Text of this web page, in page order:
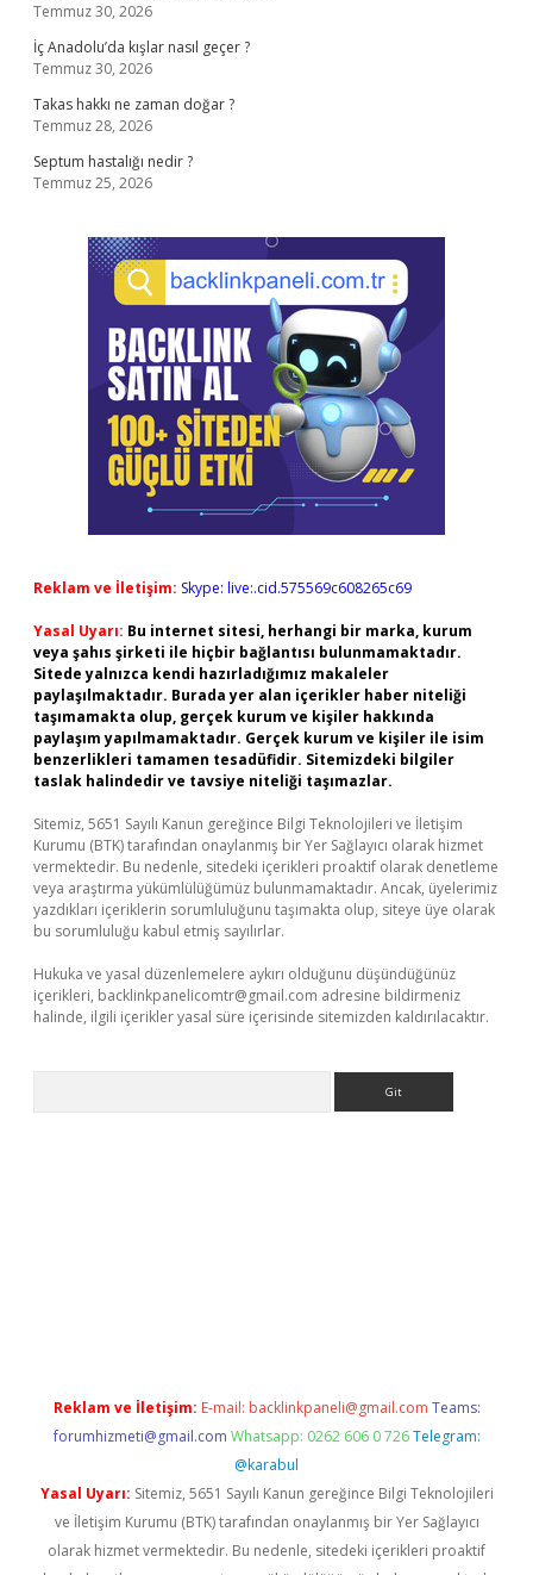
Temmuz 30, 2026
İç Anadolu’da kışlar nasıl geçer ?
Temmuz 30, 2026
Takas hakkı ne zaman doğar ?
Temmuz 28, 2026
Septum hastalığı nedir ?
Temmuz 25, 2026
Reklam ve İletişim: Skype: live:.cid.575569c608265c69
Yasal Uyarı: Bu internet sitesi, herhangi bir marka, kurum
veya şahıs şirketi ile hiçbir bağlantısı bulunmamaktadır.
Sitede yalnızca kendi hazırladığımız makaleler
paylaşılmaktadır. Burada yer alan içerikler haber niteliği
taşımamakta olup, gerçek kurum ve kişiler hakkında
paylaşım yapılmamaktadır. Gerçek kurum ve kişiler ile isim
benzerlikleri tamamen tesadüfidir. Sitemizdeki bilgiler
taslak halindedir ve tavsiye niteliği taşımazlar.
Sitemiz, 5651 Sayılı Kanun gereğince Bilgi Teknolojileri ve İletişim
Kurumu (BTK) tarafından onaylanmış bir Yer Sağlayıcı olarak hizmet
vermektedir. Bu nedenle, sitedeki içerikleri proaktif olarak denetleme
veya araştırma yükümlülüğümüz bulunmamaktadır. Ancak, üyelerimiz
yazdıkları içeriklerin sorumluluğunu taşımakta olup, siteye üye olarak
bu sorumluluğu kabul etmiş sayılırlar.
Hukuka ve yasal düzenlemelere aykırı olduğunu düşündüğünüz
içerikleri, backlinkpanelicomtr@gmail.com adresine bildirmeniz
halinde, ilgili içerikler yasal süre içerisinde sitemizden kaldırılacaktır.
Reklam ve İletişim: E-mail: backlinkpaneli@gmail.com Teams:
forumhizmeti@gmail.com Whatsapp: 0262 606 0 726 Telegram:
@karabul
Yasal Uyarı: Sitemiz, 5651 Sayılı Kanun gereğince Bilgi Teknolojileri
ve İletişim Kurumu (BTK) tarafından onaylanmış bir Yer Sağlayıcı
olarak hizmet vermektedir. Bu nedenle, sitedeki içerikleri proaktif